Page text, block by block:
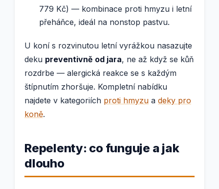
779 Kč) — kombinace proti hmyzu i letní
přeháňce, ideál na nonstop pastvu.
U koní s rozvinutou letní vyrážkou nasazujte
deku preventivně od jara, ne až když se kůň
rozdrbe — alergická reakce se s každým
štípnutím zhoršuje. Kompletní nabídku
najdete v kategoriích proti hmyzu a deky pro
koně.
Repelenty: co funguje a jak
dlouho